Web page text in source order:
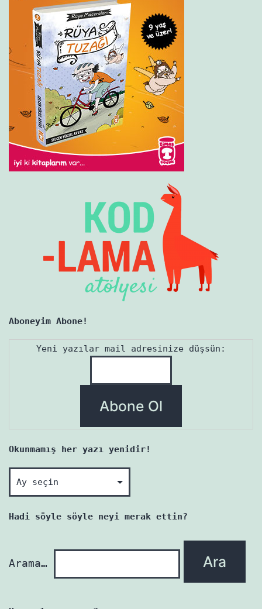
Aboneyim Abone!
Yeni yazılar mail adresinize düşsün:
Okunmamış her yazı yenidir!
Okunmamış
her
yazı
Hadi söyle söyle neyi merak ettin?
Arama…